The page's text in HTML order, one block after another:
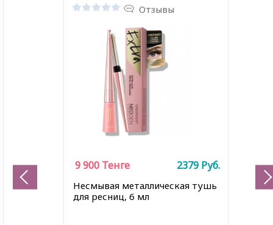
Отзывы
Несмывая металлическая тушь
для ресниц, 6 мл
9 900 Тенге 2379 Руб.